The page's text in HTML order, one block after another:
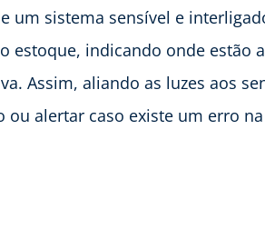
um sistema sensível e
estoque, indicando onde estão
Assim, aliando as luzes aos
ou alertar caso existe um erro